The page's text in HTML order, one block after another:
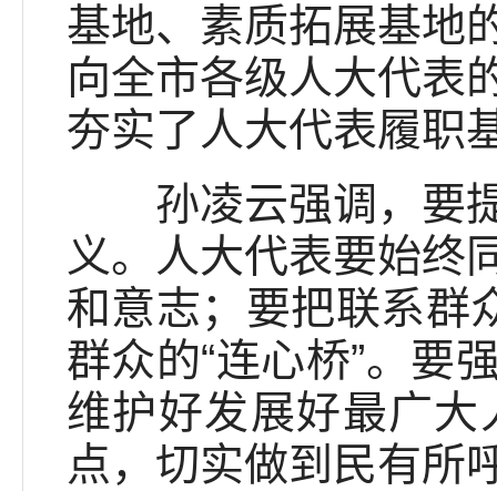
基地、素质拓展基地
向全市各级人大代表
夯实了人大代表履职
孙凌云强调，要提
义。人大代表要始终
和意志；要把联系群
群众的“连心桥”。要
维护好发展好最广
点，切实做到民有所